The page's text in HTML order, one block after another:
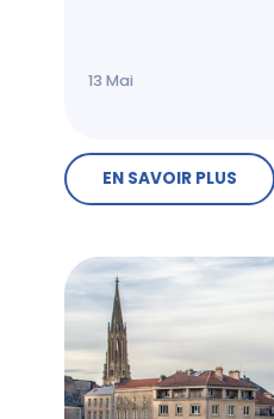
13 Mai
EN SAVOIR PLUS